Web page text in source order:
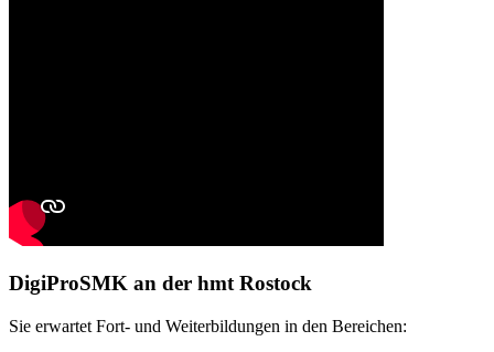
DigiProSMK an der hmt Rostock
Sie erwartet Fort- und Weiterbildungen in den Bereichen: